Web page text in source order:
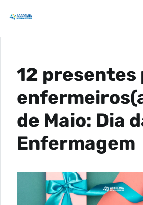
12 presentes
de Maio: Dia
Enfermagem